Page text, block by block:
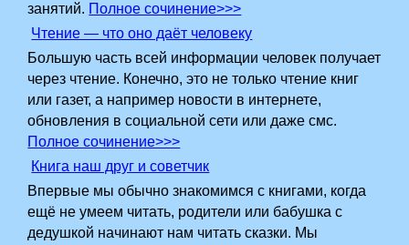
занятий. Полное сочинение>>>
Чтение — что оно даёт человеку
Большую часть всей информации человек получает
через чтение. Конечно, это не только чтение книг
или газет, а например новости в интернете,
обновления в социальной сети или даже смс.
Полное сочинение>>>
Книга наш друг и советчик
Впервые мы обычно знакомимся с книгами, когда
ещё не умеем читать, родители или бабушка с
дедушкой начинают нам читать сказки. Мы